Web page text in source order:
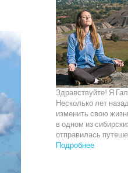
Здравствуйте! Я
Несколько лет
изменить свою
в одном из
отправилась
Подробнее